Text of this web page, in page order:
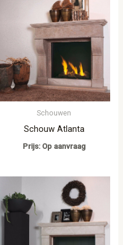
Schouwen
Schouw Atlanta
Prijs: Op aanvraag